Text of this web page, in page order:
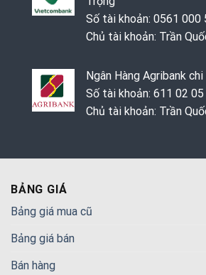
Số tài khoản: 0561 000
Chủ tài khoản: Trần
Ngân Hàng Agribank
Số tài khoản: 611 02
Chủ tài khoản: Trần
BẢNG GIÁ
Bảng giá mua cũ
Bảng giá bán
Bán hàng